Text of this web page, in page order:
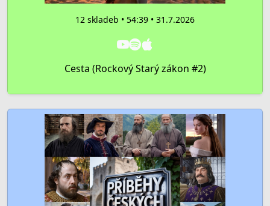
12 skladeb • 54:39 • 31.7.2026
Cesta (Rockový Starý zákon #2)